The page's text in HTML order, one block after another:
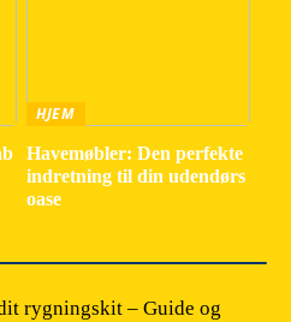
HJEM
Havemøbler: Den perfekte
indretning til din udendørs
oase
rygningskit – Guide og